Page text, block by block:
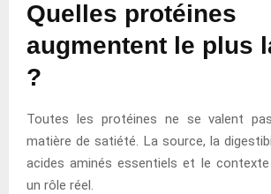
Quelles protéines
augmentent le plus
?
Toutes les protéines ne se valent
matière de satiété. La source, la
acides aminés essentiels et le
un rôle réel.